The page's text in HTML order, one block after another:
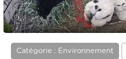
Catégorie : Environnement